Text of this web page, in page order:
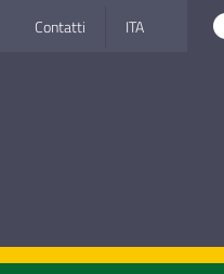
Contatti ITA